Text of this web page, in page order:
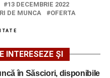
13 DECEMBRIE 2022
DE MUNCA OFERTA
INTERESEZE ȘI
în Săsciori, disponibile